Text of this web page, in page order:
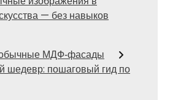
— без навыков
обычные МДФ‑фасады
шедевр: пошаговый гид по